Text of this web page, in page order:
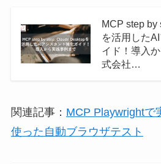
MCP step by
を活用した
イド！導入
式会社…
関連記事： MCP Playwrightで
使った自動ブラウザテスト